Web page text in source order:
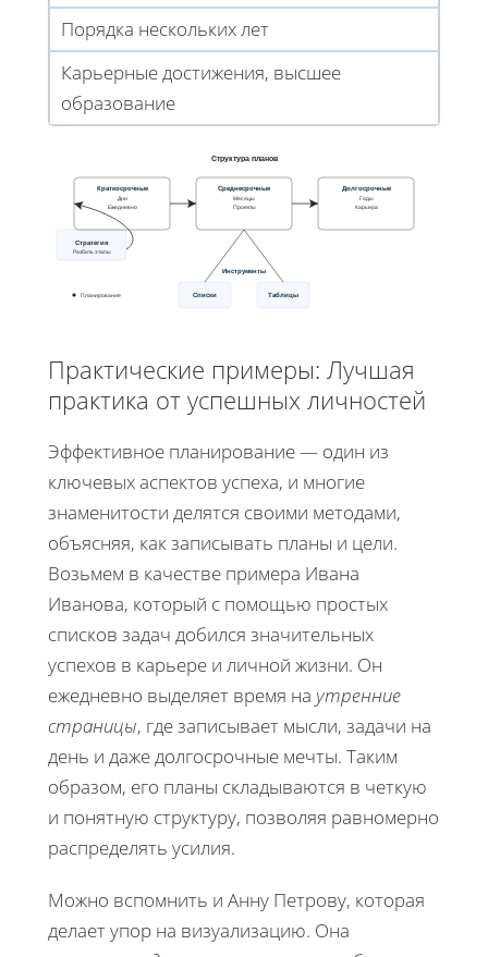
Порядка нескольких лет
Карьерные достижения, высшее
образование
Структура планов
Стратегия
Разбить этапы
Краткосрочные
Дни
Ежедневно
Среднесрочные
Месяцы
Проекты
Долгосрочные
Годы
Карьера
Инструменты
Списки Таблицы
Планирование
Практические примеры: Лучшая
практика от успешных личностей
Эффективное планирование — один из
ключевых аспектов успеха, и многие
знаменитости делятся своими методами,
объясняя, как записывать планы и цели.
Возьмем в качестве примера Ивана
Иванова, который с помощью простых
списков задач добился значительных
успехов в карьере и личной жизни. Он
ежедневно выделяет время на утренние
страницы, где записывает мысли, задачи на
день и даже долгосрочные мечты. Таким
образом, его планы складываются в четкую
и понятную структуру, позволяя равномерно
распределять усилия.
Можно вспомнить и Анну Петрову, которая
делает упор на визуализацию. Она